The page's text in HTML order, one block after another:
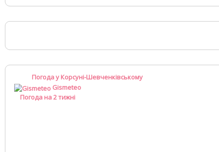
Погода у Корсуні-Шевченківському
Gismeteo
Погода на 2 тижні